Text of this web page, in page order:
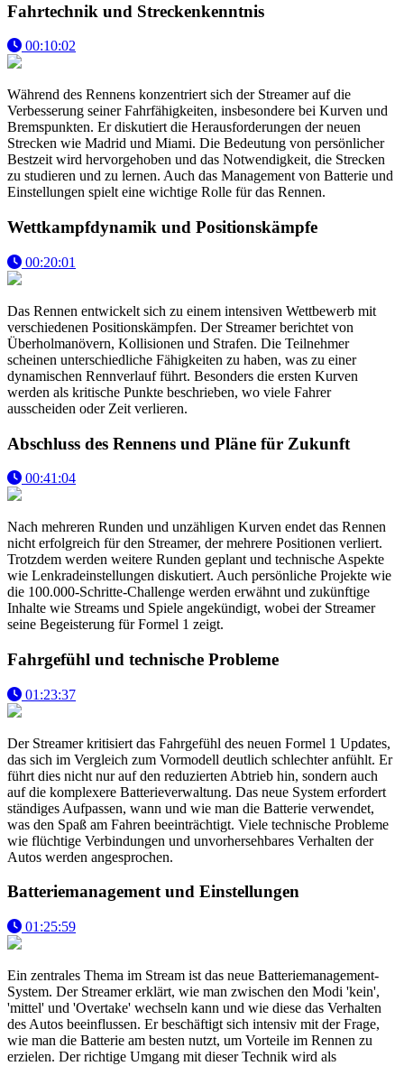
Fahrtechnik und Streckenkenntnis
00:10:02
Während des Rennens konzentriert sich der Streamer auf die
Verbesserung seiner Fahrfähigkeiten, insbesondere bei Kurven und
Bremspunkten. Er diskutiert die Herausforderungen der neuen
Strecken wie Madrid und Miami. Die Bedeutung von persönlicher
Bestzeit wird hervorgehoben und das Notwendigkeit, die Strecken
zu studieren und zu lernen. Auch das Management von Batterie und
Einstellungen spielt eine wichtige Rolle für das Rennen.
Wettkampfdynamik und Positionskämpfe
00:20:01
Das Rennen entwickelt sich zu einem intensiven Wettbewerb mit
verschiedenen Positionskämpfen. Der Streamer berichtet von
Überholmanövern, Kollisionen und Strafen. Die Teilnehmer
scheinen unterschiedliche Fähigkeiten zu haben, was zu einer
dynamischen Rennverlauf führt. Besonders die ersten Kurven
werden als kritische Punkte beschrieben, wo viele Fahrer
ausscheiden oder Zeit verlieren.
Abschluss des Rennens und Pläne für Zukunft
00:41:04
Nach mehreren Runden und unzähligen Kurven endet das Rennen
nicht erfolgreich für den Streamer, der mehrere Positionen verliert.
Trotzdem werden weitere Runden geplant und technische Aspekte
wie Lenkradeinstellungen diskutiert. Auch persönliche Projekte wie
die 100.000-Schritte-Challenge werden erwähnt und zukünftige
Inhalte wie Streams und Spiele angekündigt, wobei der Streamer
seine Begeisterung für Formel 1 zeigt.
Fahrgefühl und technische Probleme
01:23:37
Der Streamer kritisiert das Fahrgefühl des neuen Formel 1 Updates,
das sich im Vergleich zum Vormodell deutlich schlechter anfühlt. Er
führt dies nicht nur auf den reduzierten Abtrieb hin, sondern auch
auf die komplexere Batterieverwaltung. Das neue System erfordert
ständiges Aufpassen, wann und wie man die Batterie verwendet,
was den Spaß am Fahren beeinträchtigt. Viele technische Probleme
wie flüchtige Verbindungen und unvorhersehbares Verhalten der
Autos werden angesprochen.
Batteriemanagement und Einstellungen
01:25:59
Ein zentrales Thema im Stream ist das neue Batteriemanagement-
System. Der Streamer erklärt, wie man zwischen den Modi 'kein',
'mittel' und 'Overtake' wechseln kann und wie diese das Verhalten
des Autos beeinflussen. Er beschäftigt sich intensiv mit der Frage,
wie man die Batterie am besten nutzt, um Vorteile im Rennen zu
erzielen. Der richtige Umgang mit dieser Technik wird als